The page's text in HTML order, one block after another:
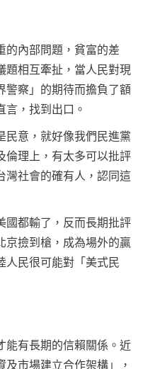
的內部問題，貧富的差
題相互牽扯，當人民對現
警察」的期待而擔負了額
，找到出口。
民意，就好像我們民進黨
倫理上，有太多可以批評
灣社會的確有人，認同這
國都輸了，反而長期批評
京撿到槍，成為場外的贏
人民很可能對「美式民
能有長期的信賴關係。近
市場建立合作架構」，